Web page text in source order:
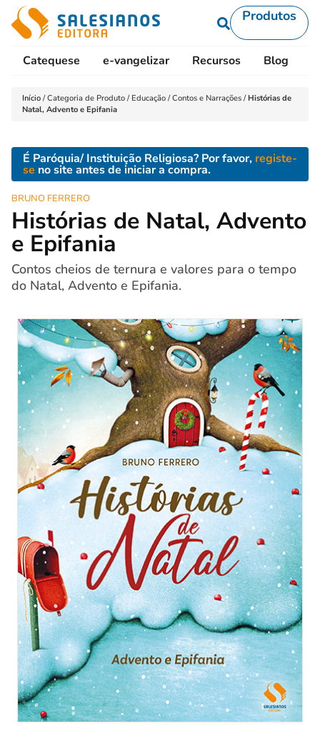
Produtos
Catequese e-vangelizar Recursos Blog
Início /Categoria de Produto / Educação /Contos e Narrações /Histórias de
Natal, Advento e Epifania
É Paróquia/ Instituição Religiosa? Por favor, registe-
se no site antes de iniciar a compra.
BRUNO FERRERO
Histórias de Natal, Advento
e Epifania
Contos cheios de ternura e valores para o tempo
do Natal, Advento e Epifania.